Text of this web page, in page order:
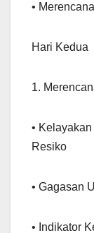
•
Hari Kedua
1.
•
Resiko
• Gagasan
• Indikator